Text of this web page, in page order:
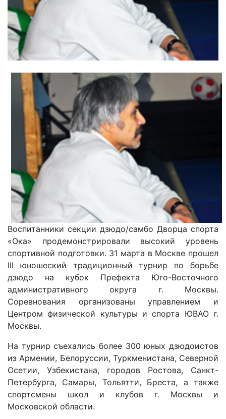
Воспитанники секции дзюдо/самбо Дворца спорта
«Ока» продемонстрировали высокий уровень
спортивной подготовки. 31 марта в Москве прошел
III юношеский традиционный турнир по борьбе
дзюдо на кубок Префекта Юго-Восточного
административного округа г. Москвы.
Соревнования организованы управлением и
Центром физической культуры и спорта ЮВАО г.
Москвы.
На турнир съехались более 300 юных дзюдоистов
из Армении, Белоруссии, Туркменистана, Северной
Осетии, Узбекистана, городов Ростова, Санкт-
Петербурга, Самары, Тольятти, Бреста, а также
спортсмены школ и клубов г. Москвы и
Московской области.